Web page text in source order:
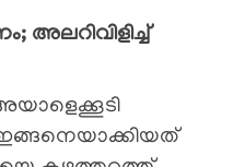
അലറിവിളിച്ച്